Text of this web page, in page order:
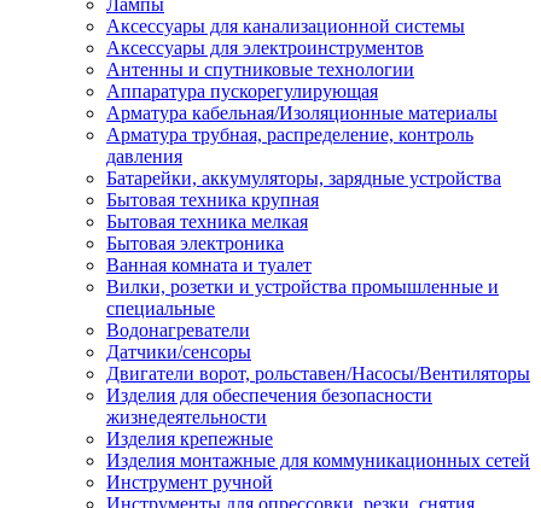
Лампы
Аксессуары для канализационной системы
Аксессуары для электроинструментов
Антенны и спутниковые технологии
Аппаратура пускорегулирующая
Арматура кабельная/Изоляционные материалы
Арматура трубная, распределение, контроль
давления
Батарейки, аккумуляторы, зарядные устройства
Бытовая техника крупная
Бытовая техника мелкая
Бытовая электроника
Ванная комната и туалет
Вилки, розетки и устройства промышленные и
специальные
Водонагреватели
Датчики/сенсоры
Двигатели ворот, рольставен/Насосы/Вентиляторы
Изделия для обеспечения безопасности
жизнедеятельности
Изделия крепежные
Изделия монтажные для коммуникационных сетей
Инструмент ручной
Инструменты для опрессовки, резки, снятия